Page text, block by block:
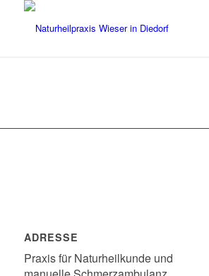
ADRESSE
Praxis für Naturheilkunde und